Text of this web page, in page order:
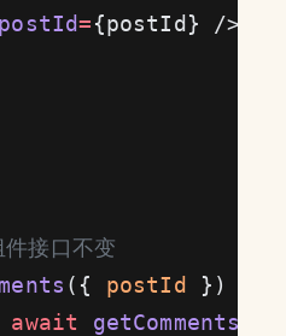
={postId} />  {
接口不变
({ postId
}) {
await getComments